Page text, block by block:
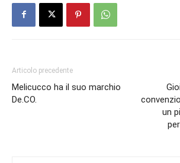
Articolo precedente
Melicucco ha il suo marchio
De.CO.
un